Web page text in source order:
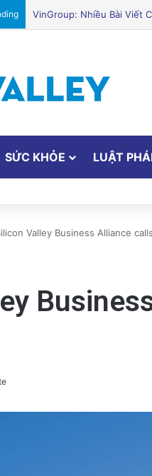
Nguyên Nhân Gây Nổ Tên
SỨC KHỎE LUẬT
Valley Business Alliance